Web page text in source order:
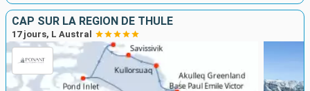
CAP SUR LA RÉGION DE THULÉ
17 jours, L Austral